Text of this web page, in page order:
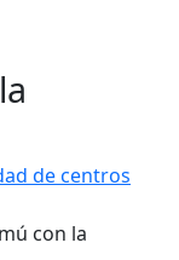
de centros